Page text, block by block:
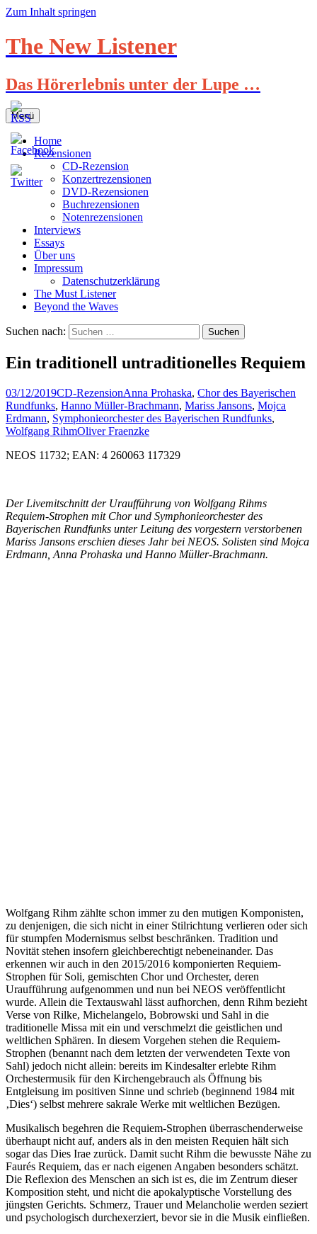
Zum Inhalt springen
The New Listener
Das Hörerlebnis unter der Lupe …
Menü
Home
Rezensionen
CD-Rezension
Konzertrezensionen
DVD-Rezensionen
Buchrezensionen
Notenrezensionen
Interviews
Essays
Über uns
Impressum
Datenschutzerklärung
The Must Listener
Beyond the Waves
Suchen nach:
Ein traditionell untraditionelles Requiem
03/12/2019CD-RezensionAnna Prohaska, Chor des Bayerischen
Rundfunks, Hanno Müller-Brachmann, Mariss Jansons, Mojca
Erdmann, Symphonieorchester des Bayerischen Rundfunks,
Wolfgang RihmOliver Fraenzke
NEOS 11732; EAN: 4 260063 117329
Der Livemitschnitt der Uraufführung von Wolfgang Rihms
Requiem-Strophen mit Chor und Symphonieorchester des
Bayerischen Rundfunks unter Leitung des vorgestern verstorbenen
Mariss Jansons erschien dieses Jahr bei NEOS. Solisten sind Mojca
Erdmann, Anna Prohaska und Hanno Müller-Brachmann.
Wolfgang Rihm zählte schon immer zu den mutigen Komponisten,
zu denjenigen, die sich nicht in einer Stilrichtung verlieren oder sich
für stumpfen Modernismus selbst beschränken. Tradition und
Novität stehen insofern gleichberechtigt nebeneinander. Das
erkennen wir auch in den 2015/2016 komponierten Requiem-
Strophen für Soli, gemischten Chor und Orchester, deren
Uraufführung aufgenommen und nun bei NEOS veröffentlicht
wurde. Allein die Textauswahl lässt aufhorchen, denn Rihm bezieht
Verse von Rilke, Michelangelo, Bobrowski und Sahl in die
traditionelle Missa mit ein und verschmelzt die geistlichen und
weltlichen Sphären. In diesem Vorgehen stehen die Requiem-
Strophen (benannt nach dem letzten der verwendeten Texte von
Sahl) jedoch nicht allein: bereits im Kindesalter erlebte Rihm
Orchestermusik für den Kirchengebrauch als Öffnung bis
Entgleisung im positiven Sinne und schrieb (beginnend 1984 mit
‚Dies‘) selbst mehrere sakrale Werke mit weltlichen Bezügen.
Musikalisch begehren die Requiem-Strophen überraschenderweise
überhaupt nicht auf, anders als in den meisten Requien hält sich
sogar das Dies Irae zurück. Damit sucht Rihm die bewusste Nähe zu
Faurés Requiem, das er nach eigenen Angaben besonders schätzt.
Die Reflexion des Menschen an sich ist es, die im Zentrum dieser
Komposition steht, und nicht die apokalyptische Vorstellung des
jüngsten Gerichts. Schmerz, Trauer und Melancholie werden seziert
und psychologisch durchexerziert, bevor sie in die Musik einfließen.